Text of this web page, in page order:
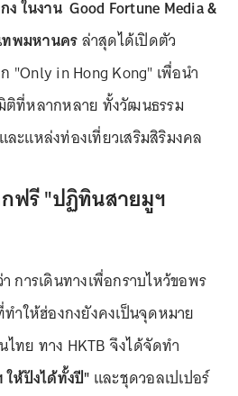
ง ในงาน Good Fortune Media &
ทพมหานครล่าสุดได้เปิดตัว
in Hong Kong" เพื่อนำ
ติที่หลากหลาย ทั้งวัฒนธรรม
ะแหล่งท่องเที่ยวเสริมสิริมงคล
ฟรี "ปฏิทินสายมูฯ
การเดินทางเพื่อกราบไหว้ขอพร
ำให้ฮ่องกงยังคงเป็นจุดหมาย
ทย ทาง HKTB จึงได้จัดทำ
ห้ปังได้ทั้งปี" และชุดวอลเปเปอร์